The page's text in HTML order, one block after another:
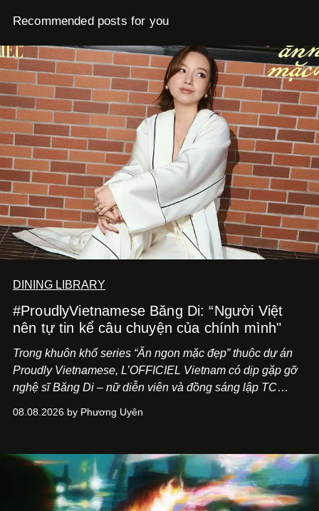
Recommended posts for you
DINING LIBRARY
#ProudlyVietnamese Băng Di: “Người Việt
nên tự tin kể câu chuyện của chính mình"
Trong khuôn khổ series “Ăn ngon mặc đẹp” thuộc dự án
Proudly Vietnamese, L’OFFICIEL Vietnam có dịp gặp gỡ
nghệ sĩ Băng Di – nữ diễn viên và đồng sáng lập TC
Kitchen Bar và SALEM tại TP.HCM.
08.08.2026 by Phương Uyên